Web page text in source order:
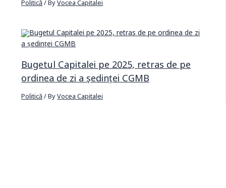
Politică/ ByVocea Capitalei
Bugetul Capitalei pe 2025, retras de pe
ordinea de zi a ședinței CGMB
Politică/ ByVocea Capitalei